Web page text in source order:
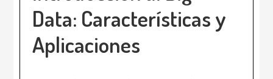
Data: Características y
Aplicaciones